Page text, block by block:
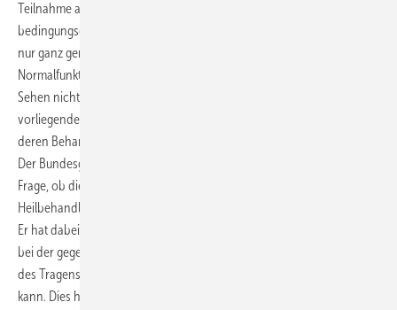
Teilnahme am Straßenverkehr gehört; er wird das Vorliegen einer
bedingungsgemäßen Krankheit annehmen, wenn bei ihm eine nicht
nur ganz geringfügige Beeinträchtigung dieser körperlichen
Normalfunktion vorliegt, die ohne Korrektur ein beschwerdefreies
Sehen nicht ermöglicht. Die Korrekturbedürftigkeit der bei der Klägerin
vorliegenden Kurzsichtigkeit und die medizinische Indikation für
deren Behandlung hatte auch der Sachverständige im Streitfall bejaht.
Der Bundesgerichtshof hat den Rechtsstreit zur Prüfung der weiteren
Frage, ob die durchgeführte Operation eine medizinisch notwendige
Heilbehandlung darstellte, an das Berufungsgericht zurückverwiesen.
Er hat dabei zugleich darauf hingewiesen, dass diese Notwendigkeit
bei der gegebenen Bedingungslage nicht allein wegen der Üblichkeit
des Tragens einer Brille oder von Kontaktlinsen verneint werden
kann. Dies hat er damit begründet, dass das Tragen einer Sehhilfe in